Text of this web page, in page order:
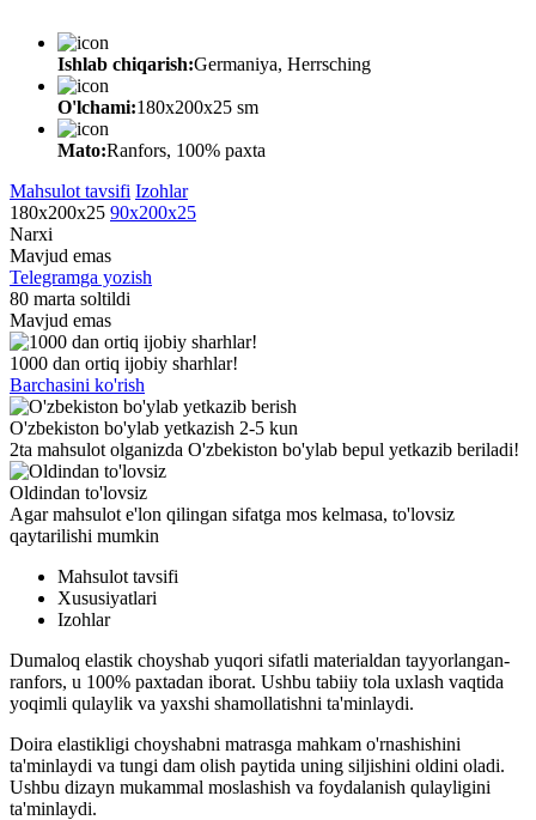
Ishlab chiqarish:Germaniya, Herrsching
O'lchami:180x200x25 sm
Mato:Ranfors, 100% paxta
Mahsulot tavsifi Izohlar
180x200x25 90x200x25
Narxi
Mavjud emas
Telegramga yozish
80 marta soltildi
Mavjud emas
1000 dan ortiq ijobiy sharhlar!
Barchasini ko'rish
O'zbekiston bo'ylab yetkazish 2-5 kun
2ta mahsulot olganizda O'zbekiston bo'ylab bepul yetkazib beriladi!
Oldindan to'lovsiz
Agar mahsulot e'lon qilingan sifatga mos kelmasa, to'lovsiz
qaytarilishi mumkin
Mahsulot tavsifi
Xususiyatlari
Izohlar
Dumaloq elastik choyshab yuqori sifatli materialdan tayyorlangan-
ranfors, u 100% paxtadan iborat. Ushbu tabiiy tola uxlash vaqtida
yoqimli qulaylik va yaxshi shamollatishni ta'minlaydi.
Doira elastikligi choyshabni matrasga mahkam o'rnashishini
ta'minlaydi va tungi dam olish paytida uning siljishini oldini oladi.
Ushbu dizayn mukammal moslashish va foydalanish qulayligini
ta'minlaydi.